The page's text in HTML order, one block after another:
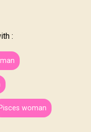
:
Pisces woman